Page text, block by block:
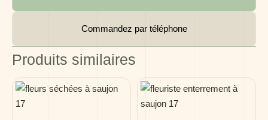
Commandez par téléphone
Produits similaires